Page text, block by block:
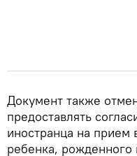
Документ также
предоставлять
иностранца на прием
ребенка, рожденного